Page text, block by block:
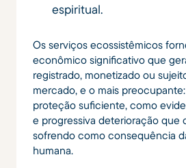
espiritual.
Os serviços ecossistêmicos
econômico significativo que
registrado, monetizado ou
mercado, e o mais
proteção suficiente, como
e progressiva deterioração que
sofrendo como consequência
humana.